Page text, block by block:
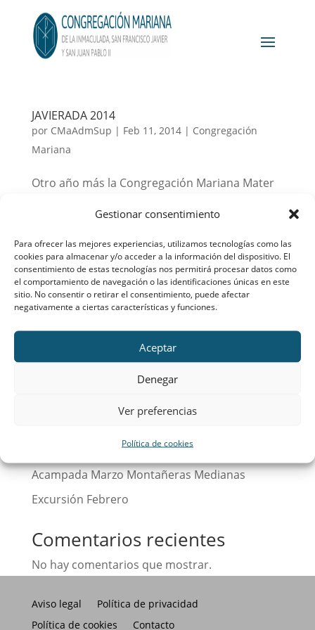
Gestionar consentimiento
Para ofrecer las mejores experiencias, utilizamos tecnologías como las
cookies para almacenar y/o acceder a la información del dispositivo. El
consentimiento de estas tecnologías nos permitirá procesar datos como
el comportamiento de navegación o las identificaciones únicas en este
sitio. No consentir o retirar el consentimiento, puede afectar
negativamente a ciertas características y funciones.
Aceptar
Denegar
Ver preferencias
Política de cookies
JAVIERADA 2014
por CMaAdmSup | Feb 11, 2014| Congregación
Mariana
Otro año más la Congregación Mariana Mater
con cientos de peregrinos. Contemplaremos el
Cristo sonriente ante el que San Francisco
Javier rezaba. Es una buena oportunidad para
pararnos a pensar y contagiarnos del...
Buscar
Entradas recientes
Excursión Abril Montañeras Medianas
Acampada Marzo Montañeras Medianas
Excursión Febrero
Comentarios recientes
No hay comentarios que mostrar.
Aviso legal
Política de privacidad
Política de cookies
Contacto